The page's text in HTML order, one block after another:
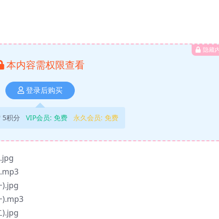
隐藏
本内容需权限查看
登录后购买
5积分 VIP会员: 免费 永久会员: 免费
).jpg
).mp3
).jpg